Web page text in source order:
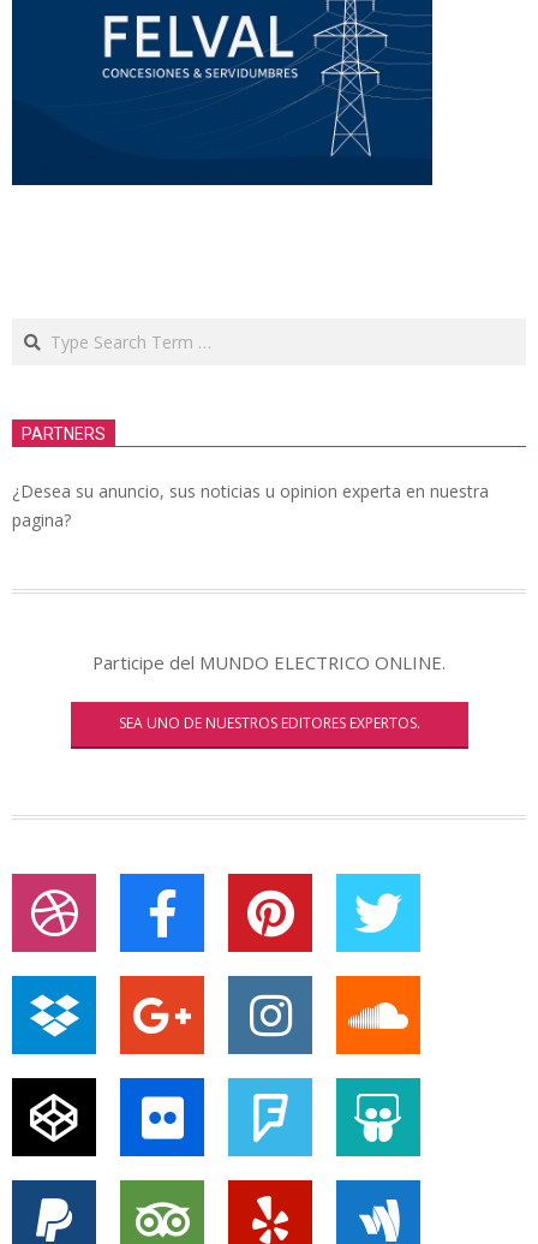
Search
PARTNERS
¿Desea su anuncio, sus noticias u opinion experta en nuestra
pagina?
Participe del MUNDO ELECTRICO ONLINE.
SEA UNO DE NUESTROS EDITORES EXPERTOS.